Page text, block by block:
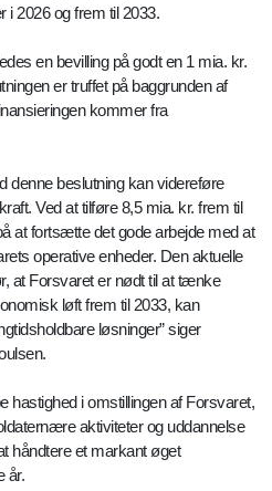
2026 og frem til 2033.
en bevilling på godt en 1 mia. kr.
er truffet på baggrunden af
kommer fra
denne beslutning kan videreføre
Ved at tilføre 8,5 mia. kr. frem til
at fortsætte det gode arbejde med at
operative enheder. Den aktuelle
at Forsvaret er nødt til at tænke
løft frem til 2033, kan
løsninger” siger
hastighed i omstillingen af Forsvaret,
aktiviteter og uddannelse
håndtere et markant øget
år.